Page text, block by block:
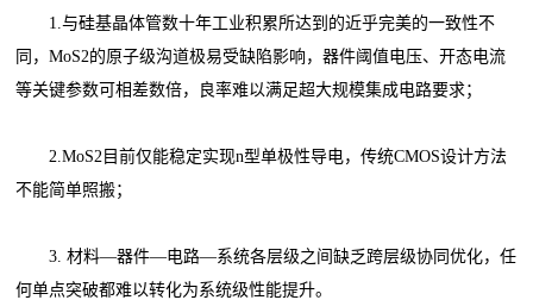
1.与硅基晶体管数十年工业积累所达到的近乎完美的一致性不
同，MoS2的原子级沟道极易受缺陷影响，器件阈值电压、开态电流
等关键参数可相差数倍，良率难以满足超大规模集成电路要求；
2.MoS2目前仅能稳定实现n型单极性导电，传统CMOS设计方法
不能简单照搬；
3. 材料—器件—电路—系统各层级之间缺乏跨层级协同优化，任
何单点突破都难以转化为系统级性能提升。